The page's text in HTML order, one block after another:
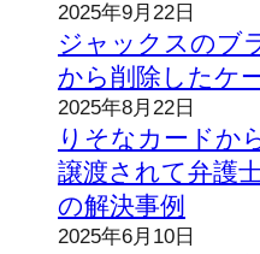
2025年9月22日
ジャックスのブ
から削除したケ
2025年8月22日
りそなカードか
譲渡されて弁護
の解決事例
2025年6月10日